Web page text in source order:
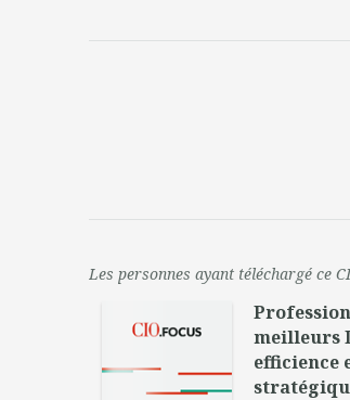
Les personnes ayant téléchargé ce
meilleurs
efficience